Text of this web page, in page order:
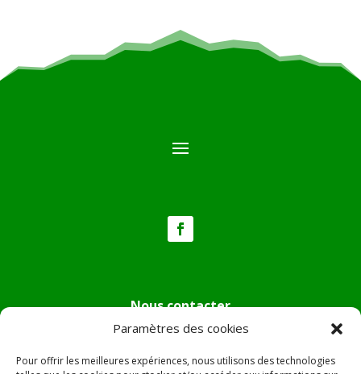
Paramètres des cookies
Pour offrir les meilleures expériences, nous utilisons des technologies
Nous contacter
Tél :04.95.36.24.02
Mail:
mairie.pietradiverde@wanadoo.fr